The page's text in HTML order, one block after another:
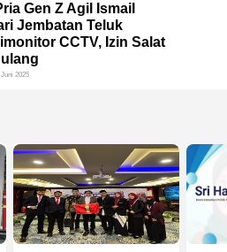
Gen Z Agil Ismail
Jembatan Teluk
CCTV, Izin Salat
2025